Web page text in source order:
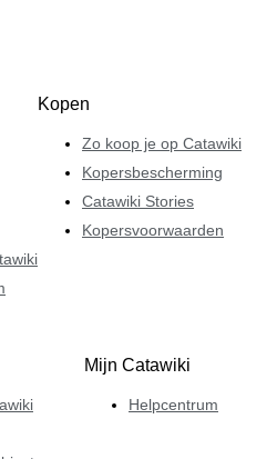
Kopen
Zo koop je op Catawiki
Kopersbescherming
Catawiki Stories
Kopersvoorwaarden
Mijn Catawiki
Helpcentrum